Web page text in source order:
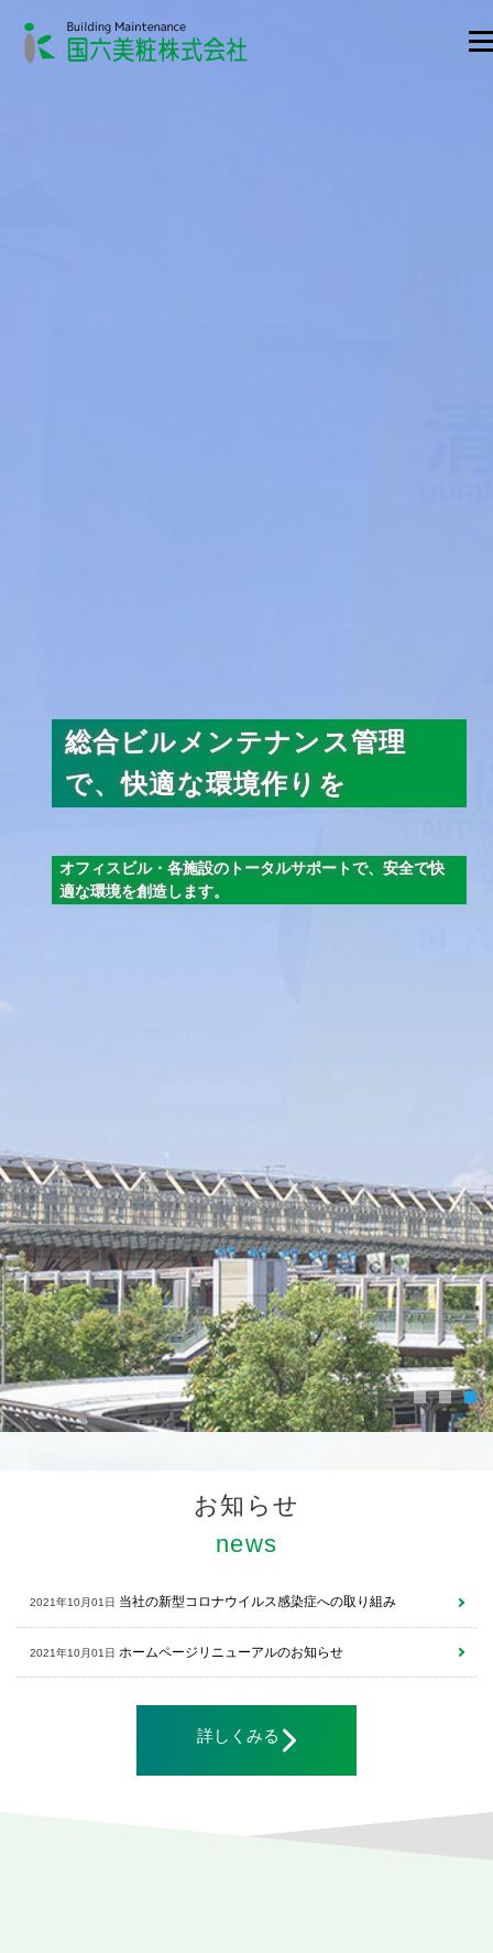
メ
総合ビルメンテナンス管理
で、快適な環境作りを
オフィスビル・各施設のトータルサポートで、安全で快
適な環境を創造します。
お知らせ
2021年10月01日 当社の新型コロナウイルス感染症への取り組み
2021年10月01日 ホームページリニューアルのお知らせ
詳しくみる